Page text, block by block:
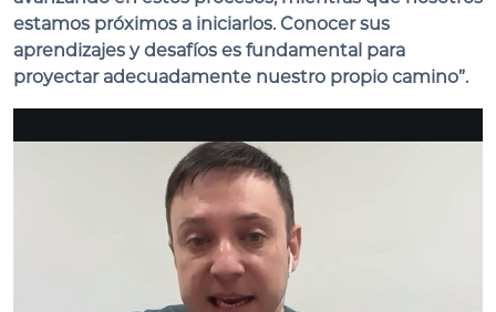
estamos próximos a iniciarlos. Conocer sus
aprendizajes y desafíos es fundamental para
proyectar adecuadamente nuestro propio camino”.